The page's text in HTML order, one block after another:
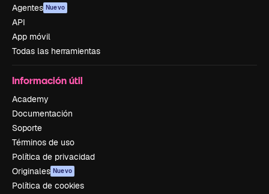
Agentes Nuevo
API
App móvil
Todas las herramientas
Información útil
Academy
Documentación
Soporte
Términos de uso
Política de privacidad
Originales Nuevo
Política de cookies